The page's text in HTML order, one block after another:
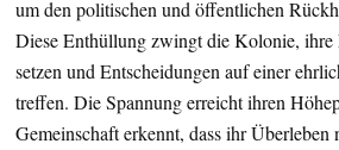
um den politischen und öffentlichen
Diese Enthüllung zwingt die Kolonie, ihre
setzen und Entscheidungen auf einer
treffen. Die Spannung erreicht ihren
Gemeinschaft erkennt, dass ihr Überleben